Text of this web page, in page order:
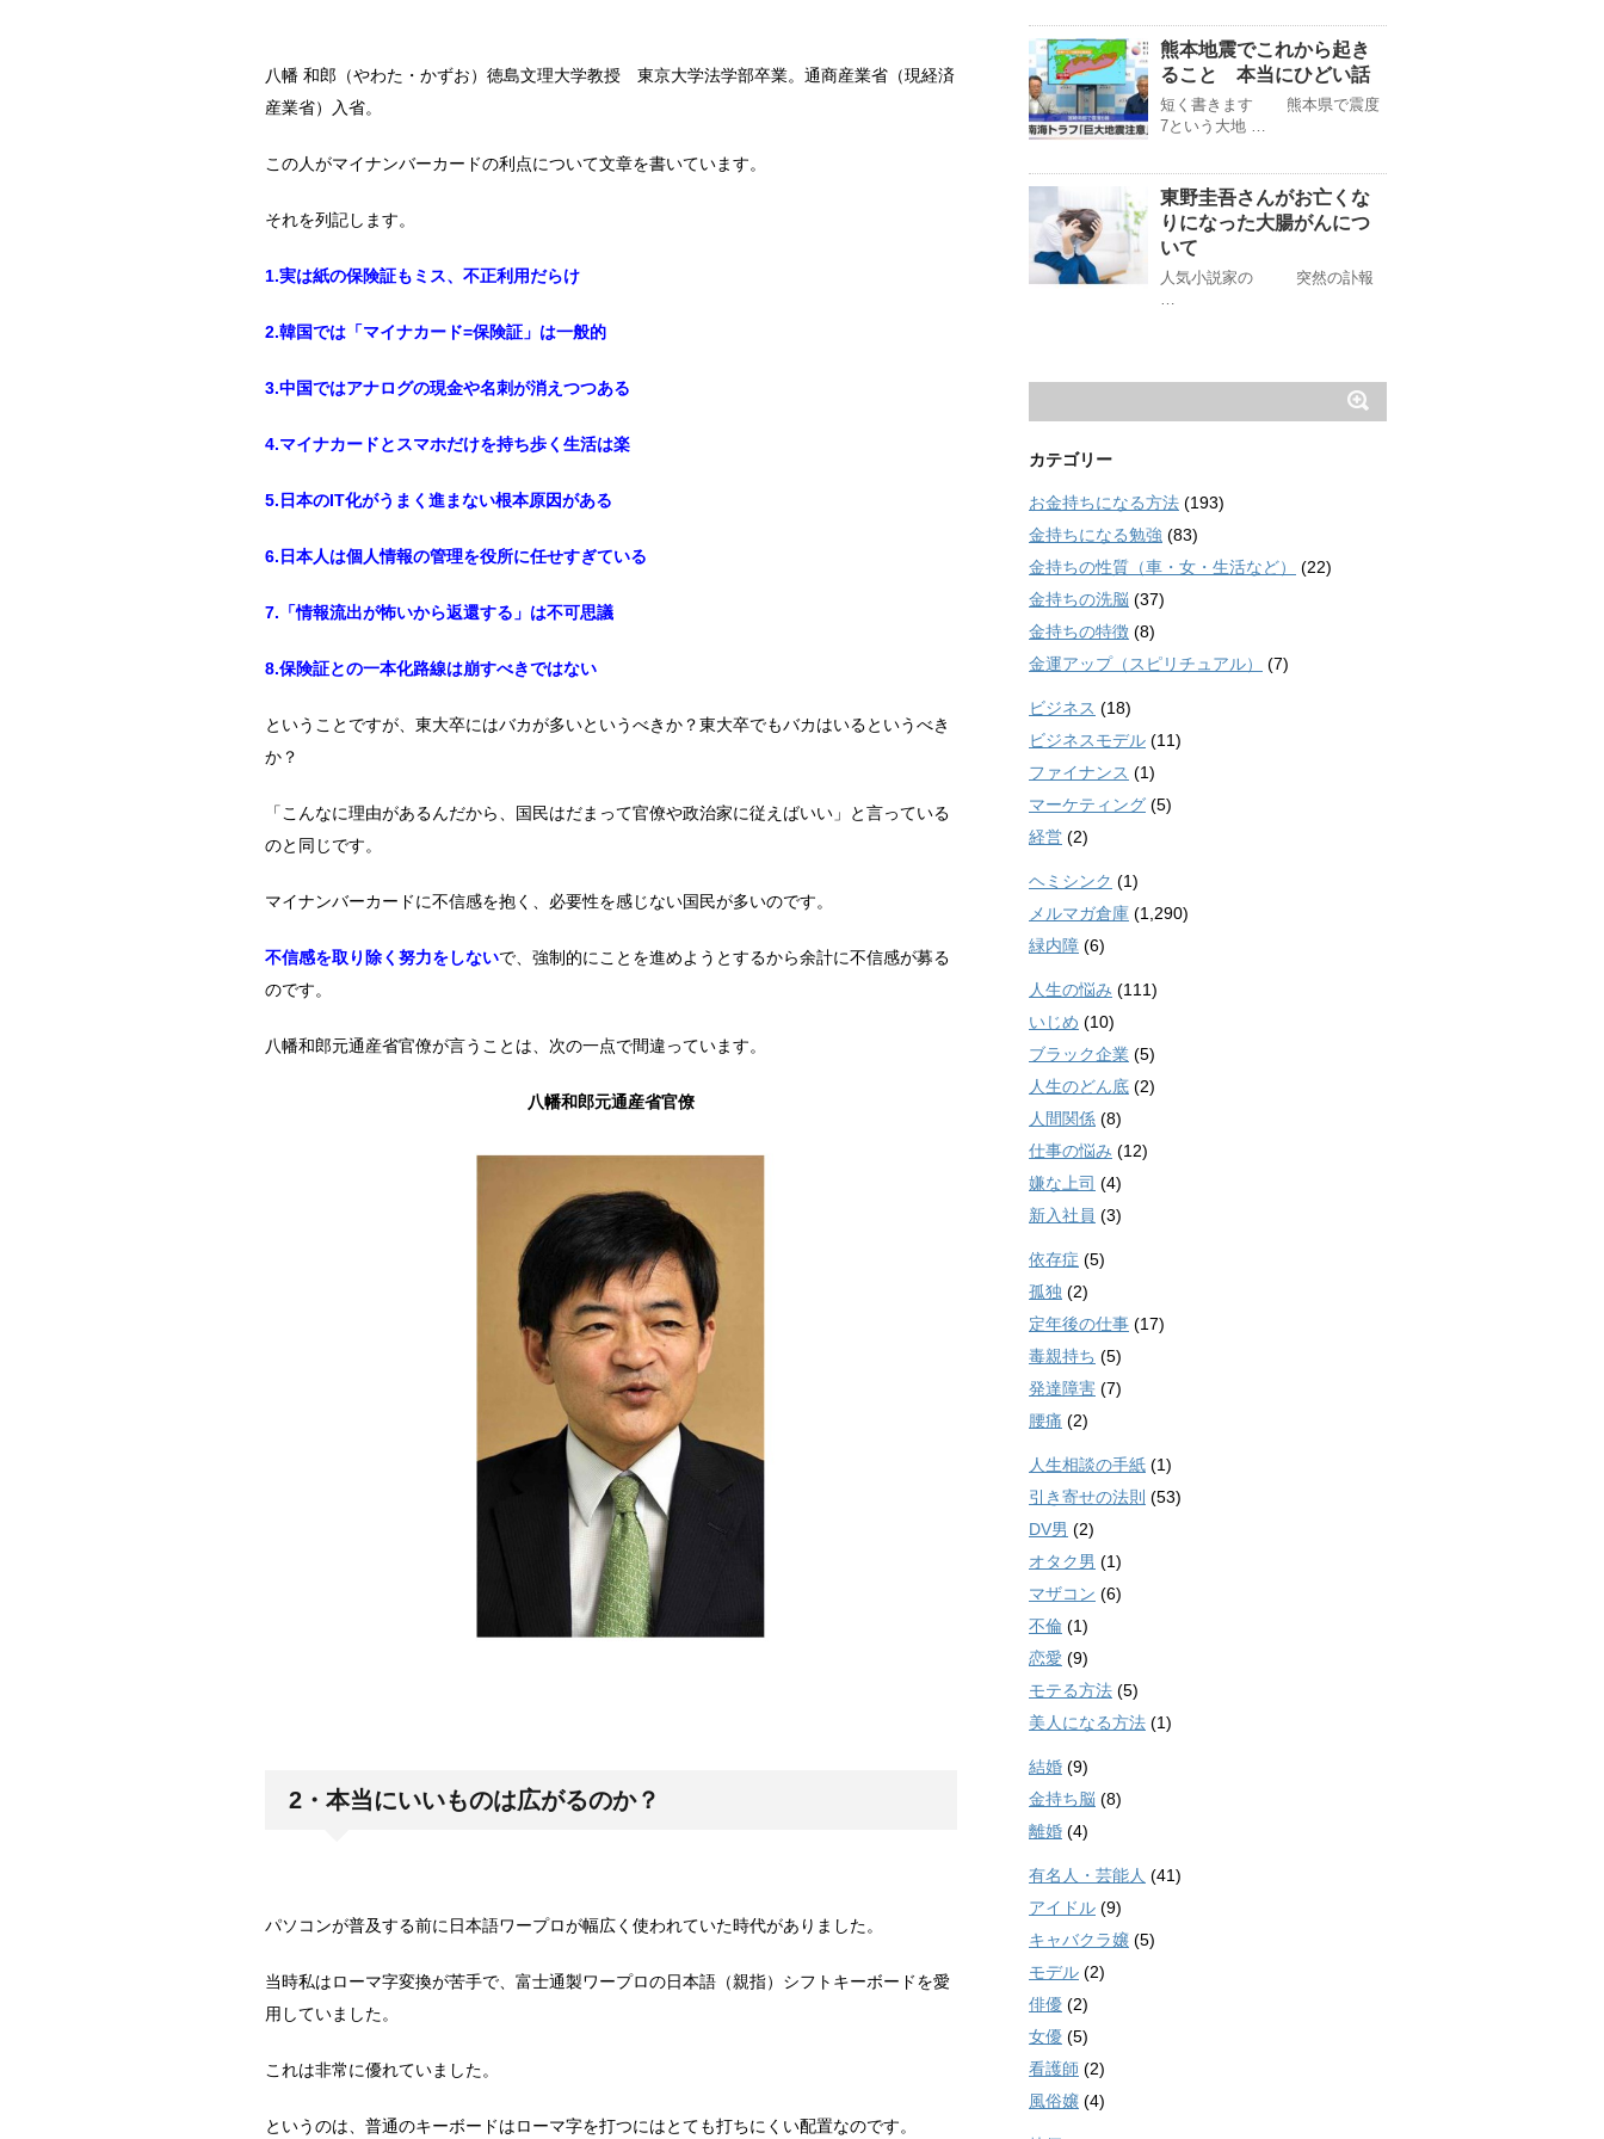
八幡 和郎（やわた・かずお）徳島文理大学教授 東京大学法学部卒業。通商産業省（現経済
産業省）入省。
この人がマイナンバーカードの利点について文章を書いています。
それを列記します。
1.実は紙の保険証もミス、不正利用だらけ
2.韓国では「マイナカード=保険証」は一般的
3.中国ではアナログの現金や名刺が消えつつある
4.マイナカードとスマホだけを持ち歩く生活は楽
5.日本のIT化がうまく進まない根本原因がある
6.日本人は個人情報の管理を役所に任せすぎている
7.「情報流出が怖いから返還する」は不可思議
8.保険証との一本化路線は崩すべきではない
ということですが、東大卒にはバカが多いというべきか？東大卒でもバカはいるというべき
か？
「こんなに理由があるんだから、国民はだまって官僚や政治家に従えばいい」と言っている
のと同じです。
マイナンバーカードに不信感を抱く、必要性を感じない国民が多いのです。
不信感を取り除く努力をしないで、強制的にことを進めようとするから余計に不信感が募る
のです。
八幡和郎元通産省官僚が言うことは、次の一点で間違っています。
八幡和郎元通産省官僚
2・本当にいいものは広がるのか？
パソコンが普及する前に日本語ワープロが幅広く使われていた時代がありました。
当時私はローマ字変換が苦手で、富士通製ワープロの日本語（親指）シフトキーボードを愛
用していました。
これは非常に優れていました。
というのは、普通のキーボードはローマ字を打つにはとても打ちにくい配置なのです。
熊本地震でこれから起き
ること 本当にひどい話
短く書きます 熊本県で震度
7という大地 …
東野圭吾さんがお亡くな
りになった大腸がんにつ
いて
人気小説家の 突然の訃報
…
カテゴリー
お金持ちになる方法 (193)
金持ちになる勉強 (83)
金持ちの性質（車・女・生活など）
(22)
金持ちの洗脳 (37)
金持ちの特徴 (8)
金運アップ（スピリチュアル）
(7)
ビジネス (18)
ビジネスモデル (11)
ファイナンス (1)
マーケティング (5)
経営 (2)
ヘミシンク (1)
メルマガ倉庫 (1,290)
緑内障 (6)
人生の悩み (111)
いじめ (10)
ブラック企業 (5)
人生のどん底 (2)
人間関係 (8)
仕事の悩み (12)
嫌な上司 (4)
新入社員 (3)
依存症 (5)
孤独 (2)
定年後の仕事 (17)
毒親持ち (5)
発達障害 (7)
腰痛 (2)
人生相談の手紙 (1)
引き寄せの法則 (53)
DV男 (2)
オタク男 (1)
マザコン (6)
不倫 (1)
恋愛 (9)
モテる方法 (5)
美人になる方法 (1)
結婚 (9)
金持ち脳 (8)
離婚 (4)
有名人・芸能人 (41)
アイドル (9)
キャバクラ嬢 (5)
モデル (2)
俳優 (2)
女優 (5)
看護師 (2)
風俗嬢 (4)